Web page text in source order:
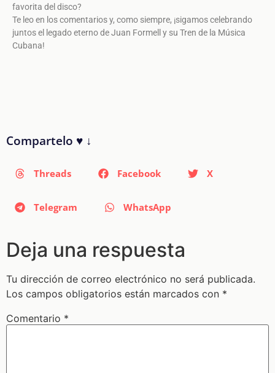
favorita del disco?
Te leo en los comentarios y, como siempre, ¡sigamos celebrando
juntos el legado eterno de Juan Formell y su Tren de la Música
Cubana!
Compartelo ♥ ↓
Threads Facebook X
Telegram WhatsApp
Deja una respuesta
Tu dirección de correo electrónico no será publicada.
Los campos obligatorios están marcados con *
Comentario *